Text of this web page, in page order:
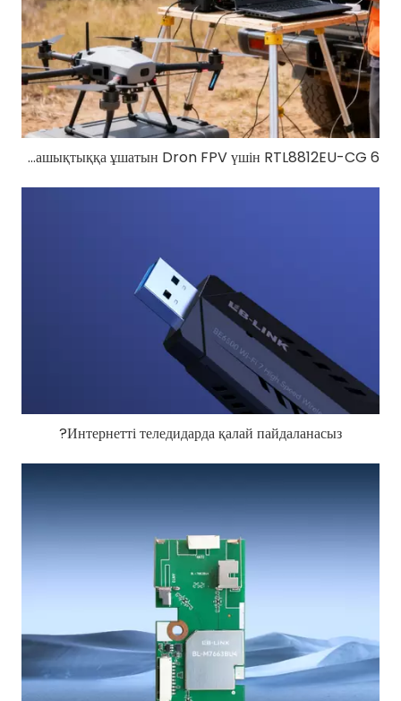
6 Вт жоғары қуатты 5 ГГц FPV модулі: ұзақ қашықтыққа ұшатын Dron FPV үшін RTL8812EU-CG
Интернетті теледидарда қалай пайдаланасыз?